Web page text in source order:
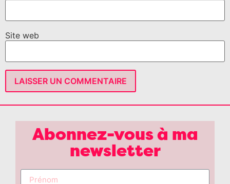
Site web
Abonnez-vous à ma
newsletter